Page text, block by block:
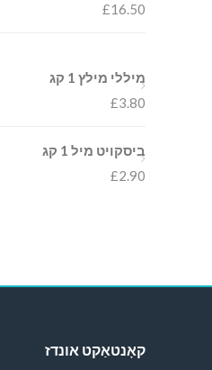
£16.50
מיללי מילץ 1 קג
£3.80
ביסקויט מיל 1 קג
£2.90
קאָנטאַקט אונדז